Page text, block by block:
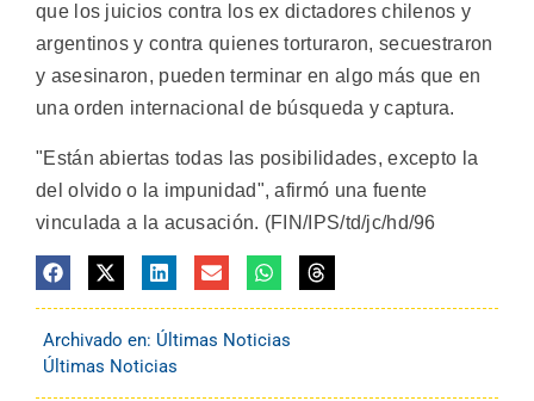
que los juicios contra los ex dictadores chilenos y
argentinos y contra quienes torturaron, secuestraron
y asesinaron, pueden terminar en algo más que en
una orden internacional de búsqueda y captura.
"Están abiertas todas las posibilidades, excepto la
del olvido o la impunidad", afirmó una fuente
vinculada a la acusación. (FIN/IPS/td/jc/hd/96
Archivado en: Últimas Noticias
Últimas Noticias